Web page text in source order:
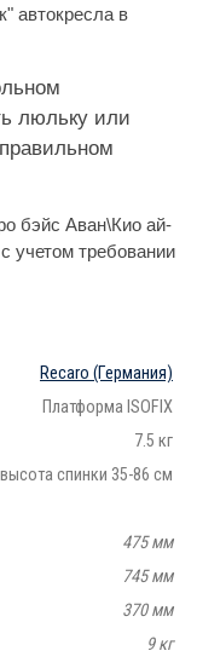
автокресла в
люльку или
бэйс Аван\Кио ай-
учетом требовании
Recaro (Германия)
Платформа ISOFIX
7.5 кг
спинки 35-86 см
475 мм
745 мм
370 мм
9 кг